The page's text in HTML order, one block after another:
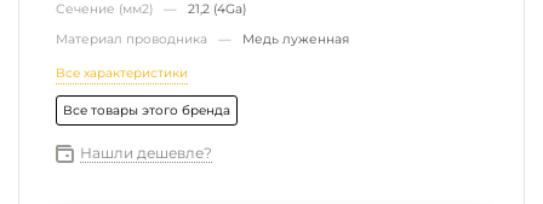
Сечение (мм2) — 21,2 (4Ga)
Материал проводника — Медь луженная
Все характеристики
Все товары этого бренда
Нашли дешевле?